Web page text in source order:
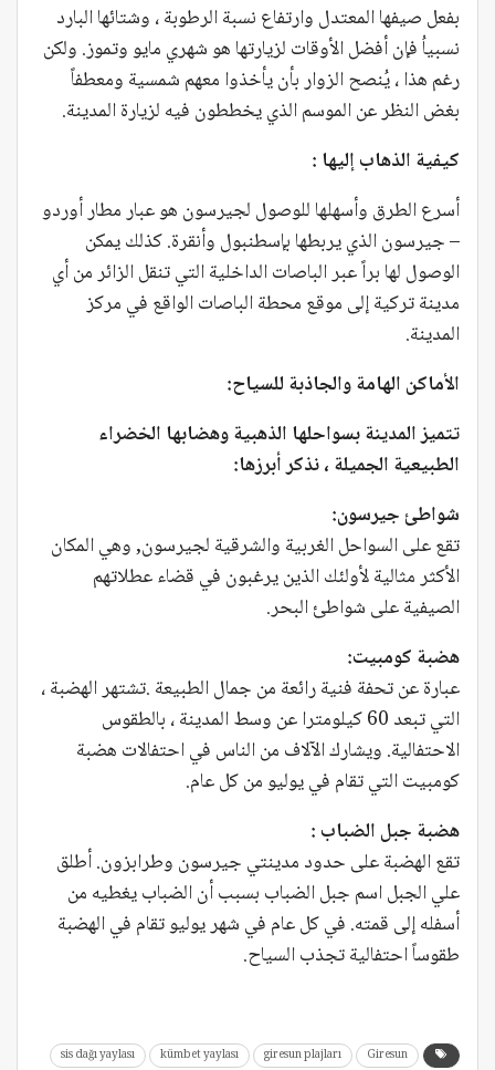
بفعل صيفها المعتدل وارتفاع نسبة الرطوبة ، وشتائها البارد
نسبياُ فإن أفضل الأوقات لزيارتها هو شهري مايو وتموز. ولكن
رغم هذا ، يُنصح الزوار بأن يأخذوا معهم شمسية ومعطفاً
بغض النظر عن الموسم الذي يخططون فيه لزيارة المدينة.
كيفية الذهاب إليها :
أسرع الطرق وأسهلها للوصول لجيرسون هو عبار مطار أوردو
– جيرسون الذي يربطها بإسطنبول وأنقرة. كذلك يمكن
الوصول لها براً عبر الباصات الداخلية التي تنقل الزائر من أي
مدينة تركية إلى موقع محطة الباصات الواقع في مركز
المدينة.
الأماكن الهامة والجاذبة للسياح:
تتميز المدينة بسواحلها الذهبية وهضابها الخضراء
الطبيعية الجميلة ، نذكر أبرزها:
شواطئ جيرسون:
تقع على السواحل الغربية والشرقية لجيرسون, وهي المكان
الأكثر مثالية لأولئك الذين يرغبون في قضاء عطلاتهم
الصيفية على شواطئ البحر.
هضبة كومبيت:
عبارة عن تحفة فنية رائعة من جمال الطبيعة .تشتهر الهضبة ،
التي تبعد 60 كيلومترا عن وسط المدينة ، بالطقوس
الاحتفالية. ويشارك الآلاف من الناس في احتفالات هضبة
كومبيت التي تقام في يوليو من كل عام.
هضبة جبل الضباب :
تقع الهضبة على حدود مدينتي جيرسون وطرابزون. أطلق
علي الجبل اسم جبل الضباب بسبب أن الضباب يغطيه من
أسفله إلى قمته. في كل عام في شهر يوليو تقام في الهضبة
طقوساً احتفالية تجذب السياح.
Giresun
giresun plajları
kümbet yaylası
sis dağı yaylası